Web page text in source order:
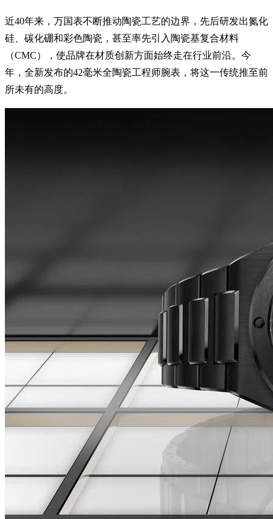
近40年来，万国表不断推动陶瓷工艺的边界，先后研发出氮化
硅、碳化硼和彩色陶瓷，甚至率先引入陶瓷基复合材料
（CMC），使品牌在材质创新方面始终走在行业前沿。今
年，全新发布的42毫米全陶瓷工程师腕表，将这一传统推至前
所未有的高度。